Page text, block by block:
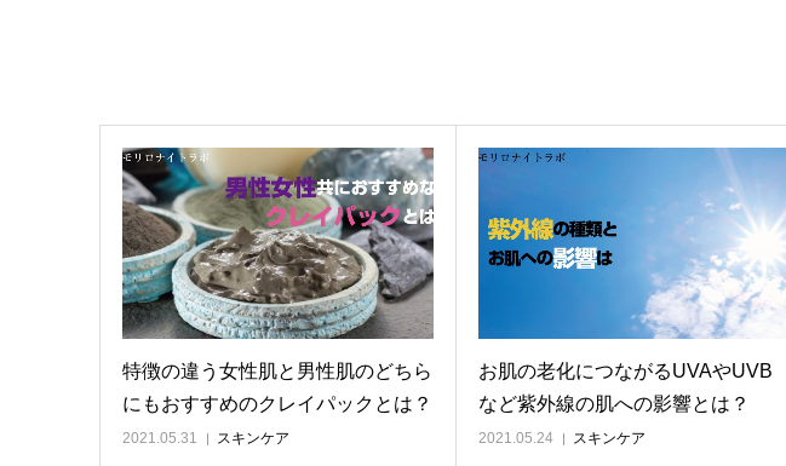
特徴の違う女性肌と男性肌のどちら
にもおすすめのクレイパックとは？
2021.05.31 スキンケア
お肌の老化につながるUVAやUVB
など紫外線の肌への影響とは？
2021.05.24 スキンケア